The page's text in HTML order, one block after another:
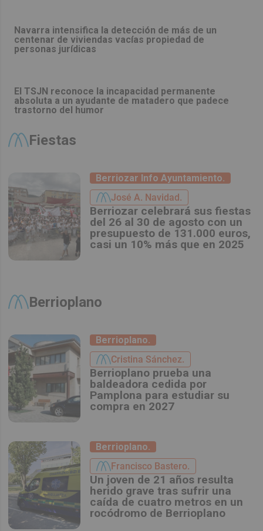
Navarra intensifica la detección de más de un
centenar de viviendas vacías propiedad de
personas jurídicas
El TSJN reconoce la incapacidad permanente
absoluta a un ayudante de matadero que padece
trastorno del humor
Fiestas
Berriozar Info Ayuntamiento.
José A. Navidad.
Berriozar celebrará sus fiestas
del 26 al 30 de agosto con un
presupuesto de 131.000 euros,
casi un 10% más que en 2025
Berrioplano
Berrioplano.
Cristina Sánchez.
Berrioplano prueba una
baldeadora cedida por
Pamplona para estudiar su
compra en 2027
Berrioplano.
Francisco Bastero.
Un joven de 21 años resulta
herido grave tras sufrir una
caída de cuatro metros en un
rocódromo de Berrioplano